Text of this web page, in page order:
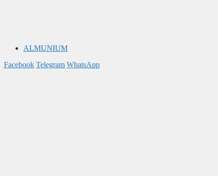
ALMUNIUM
Facebook Telegram WhatsApp